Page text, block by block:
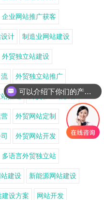
企业网站推广获客
计 制造业网站建设
外贸独立站建设
外贸独立站推广
搭建 外贸独立站获客
外贸网站定制
外贸网站开发
多语言外贸独立站
建设 新能源网站建设
建设方案 网站开发
可以介绍下你们的产品么